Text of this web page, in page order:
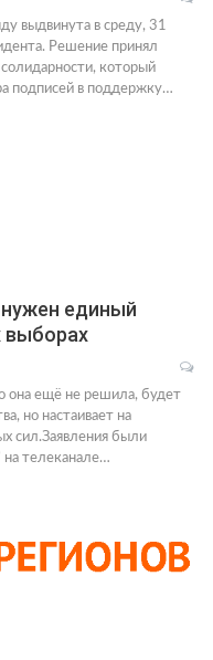
выдвинута в среду, 31
Решение принял
который
подписей в поддержку…
единый
выборах
она ещё не решила, будет
но настаивает на
сил.Заявления были
на телеканале…